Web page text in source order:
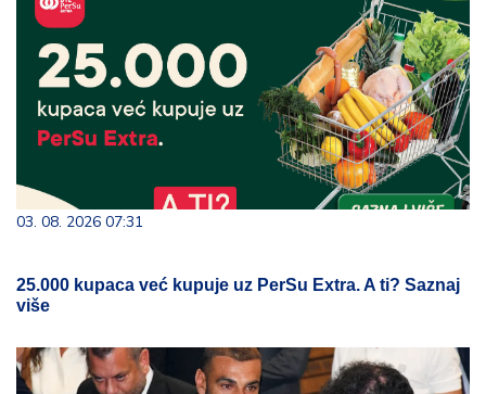
03. 08. 2026 07:31
25.000 kupaca već kupuje uz PerSu Extra. A ti? Saznaj
više